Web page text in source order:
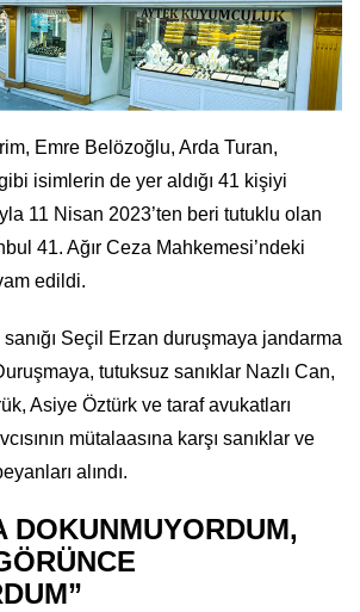
Emre Belözoğlu, Arda Turan,
isimlerin de yer aldığı 41 kişiyi
11 Nisan 2023’ten beri tutuklu olan
41. Ağır Ceza Mahkemesi’ndeki
edildi.
Seçil Erzan duruşmaya jandarma
tutuksuz sanıklar Nazlı Can,
Asiye Öztürk ve taraf avukatları
mütalaasına karşı sanıklar ve
alındı.
DOKUNMUYORDUM,